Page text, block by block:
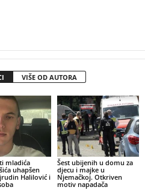
VIŠE OD AUTORA
mladića
uhapšen
Halilović i
Šest ubijenih u domu za
djecu i majke u
Njemačkoj. Otkriven
motiv napadača